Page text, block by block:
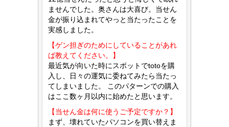
ませんでした。奥さんは大喜び。当せん
金が振り込まれてやっと当たったことを
実感しました。
【ゲン担ぎのためにしていることがあれ
ば教えてください。】
最近気が向いた時にスポットでtotoを購
入し、日々の運気に委ねてみたら当たっ
てしまいました。 このパターンでの購入
はここ数ヶ月以内に始めたと思います。
【当せん金は何に使うご予定ですか？】
まず、壊れていたパソコンを買い替えま